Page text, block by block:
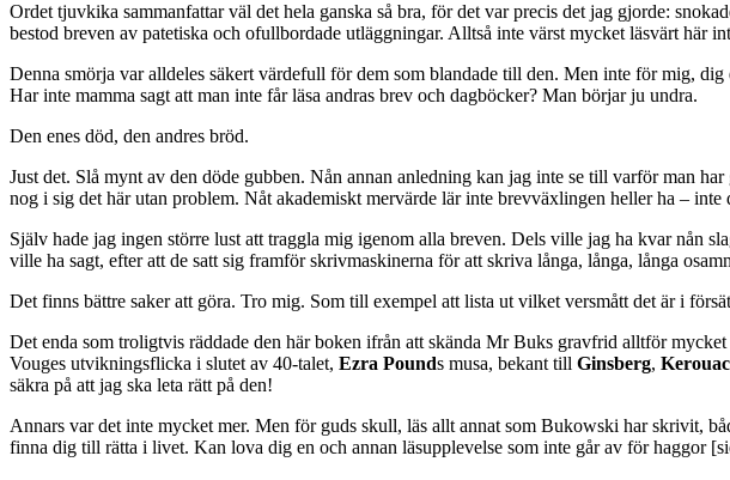
Ordet tjuvkika sammanfattar väl det hela ganska så bra, för det var precis det jag gjorde:
bestod breven av patetiska och ofullbordade utläggningar. Alltså inte värst mycket läsvärt här
Denna smörja var alldeles säkert värdefull för dem som blandade till den. Men inte för mig,
Har inte mamma sagt att man inte får läsa andras brev och dagböcker? Man börjar ju undra.
Den enes död, den andres bröd.
Just det. Slå mynt av den döde gubben. Nån annan anledning kan jag inte se till varför man
nog i sig det här utan problem. Nåt akademiskt mervärde lär inte brevväxlingen heller ha –
Själv hade jag ingen större lust att traggla mig igenom alla breven. Dels ville jag ha kvar nån
ville ha sagt, efter att de satt sig framför skrivmaskinerna för att skriva långa, långa, långa
Det finns bättre saker att göra. Tro mig. Som till exempel att lista ut vilket versmått det är i
Det enda som troligtvis räddade den här boken ifrån att skända Mr Buks gravfrid alltför
Vouges utvikningsflicka i slutet av 40-talet, Ezra Pounds musa, bekant till Ginsberg, Kerouac
säkra på att jag ska leta rätt på den!
Annars var det inte mycket mer. Men för guds skull, läs allt annat som Bukowski har skrivit,
finna dig till rätta i livet. Kan lova dig en och annan läsupplevelse som inte går av för haggor